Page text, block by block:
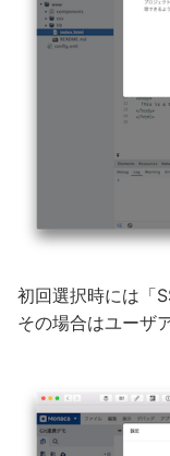
初回選択時には「
その場合はユーザ